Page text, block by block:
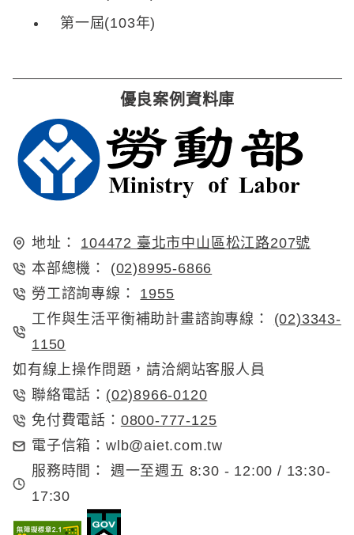
第一屆(103年)
優良案例資料庫
地址：
104472 臺北市中山區松江路207號
本部總機：
(02)8995-6866
勞工諮詢專線：
1955
工作與生活平衡補助計畫諮詢專線：
(02)3343-
1150
如有線上操作問題，請洽網站客服人員
聯絡電話： (02)8966-0120
免付費電話： 0800-777-125
電子信箱： wlb@aiet.com.tw
服務時間：
週一至週五 8:30 - 12:00 / 13:30-
17:30